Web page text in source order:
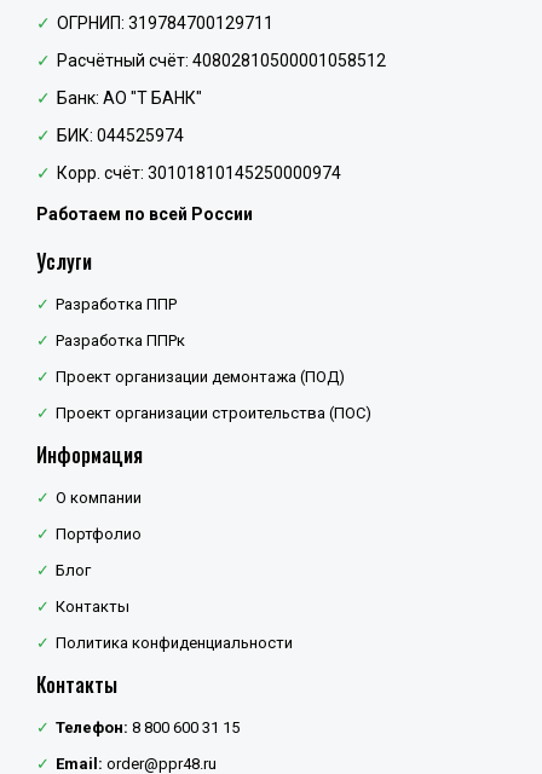
ОГРНИП: 319784700129711
Расчётный счёт: 40802810500001058512
Банк: АО "Т БАНК"
БИК: 044525974
Корр. счёт: 30101810145250000974
Работаем по всей России
Услуги
Разработка ППР
Разработка ППРк
Проект организации демонтажа (ПОД)
Проект организации строительства (ПОС)
Информация
О компании
Портфолио
Блог
Контакты
Политика конфиденциальности
Контакты
Телефон: 8 800 600 31 15
Email: order@ppr48.ru